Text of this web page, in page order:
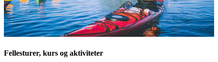
Fellesturer, kurs og aktiviteter